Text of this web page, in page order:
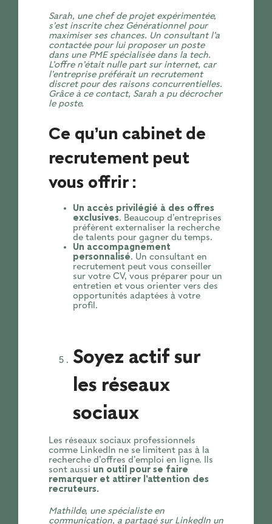
Sarah, une chef de projet expérimentée,
s’est inscrite chez Générationnel pour
maximiser ses chances. Un consultant l’a
contactée pour lui proposer un poste
dans une PME spécialisée dans la tech.
L’offre n’était nulle part sur internet, car
l’entreprise préférait un recrutement
discret pour des raisons concurrentielles.
Grâce à ce contact, Sarah a pu décrocher
le poste.
Ce qu’un cabinet de
recrutement peut
vous offrir :
Un accès privilégié à des offres
exclusives. Beaucoup d’entreprises
préfèrent externaliser la recherche
de talents pour gagner du temps.
Un accompagnement
personnalisé. Un consultant en
recrutement peut vous conseiller
sur votre CV, vous préparer pour un
entretien et vous orienter vers des
opportunités adaptées à votre
profil.
Soyez actif sur
les réseaux
sociaux
Les réseaux sociaux professionnels
comme LinkedIn ne se limitent pas à la
recherche d’offres d’emploi en ligne. Ils
sont aussi un outil pour se faire
remarquer et attirer l’attention des
recruteurs.
Mathilde, une spécialiste en
communication, a partagé sur LinkedIn un